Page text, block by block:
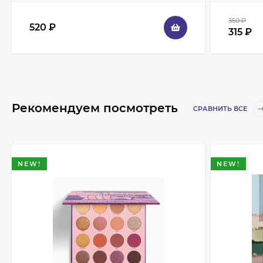
520 ₽
350₽
315₽
Рекомендуем посмотреть СРАВНИТЬ ВСЕ
NEW! NEW!